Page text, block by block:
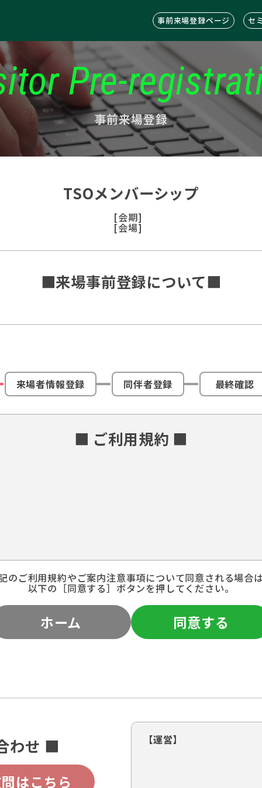
事前来場登録ページ セ
Pre-
事前来場登録
TSOメンバーシップ
[会期]
[会場]
■来場事前登録について■
来場者情報登録 同伴者登録 最終確認
■ ご利用規約 ■
のご利用規約やご案内注意事項について同意される場合
以下の［同意する］ボタンを押してください。
ホーム 同意する
わせ ■
はこちら
【運営】